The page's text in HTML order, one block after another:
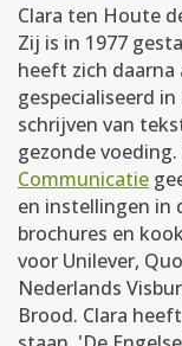
Clara ten Houte
Zij is in 1977
heeft zich
gespecialiseerd
schrijven van
gezonde
Communicatie
en instellingen in
brochures en
voor Unilever,
Nederlands
Brood. Clara